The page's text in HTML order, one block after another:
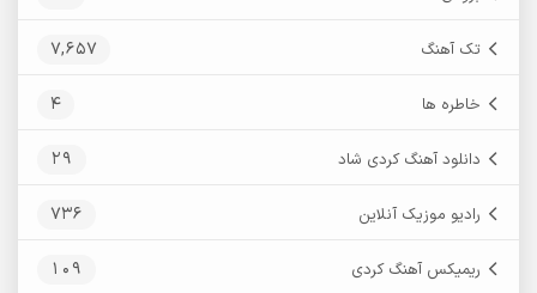
تک آهنگ 7,657
خاطره ها 4
دانلود آهنگ کردی شاد 29
رادیو موزیک آنلاین 736
ریمیکس آهنگ کردی 109